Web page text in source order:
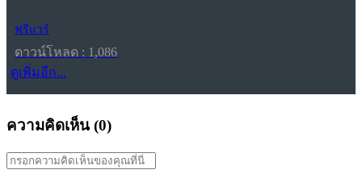
ฟรีแวร์
ดาวน์โหลด : 1,086
ดูเพิ่มอีก...
ความคิดเห็น (0)